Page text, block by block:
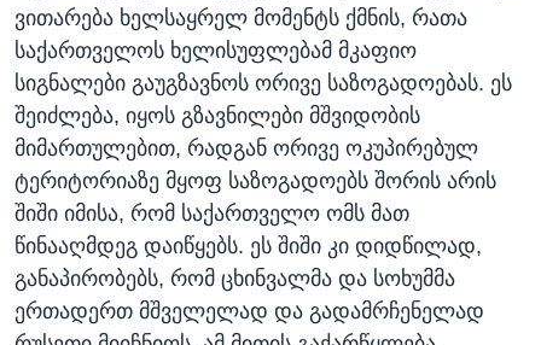
ვითარება ხელსაყრელ მომენტს ქმნის, რათა
საქართველოს ხელისუფლებამ მკაფიო
სიგნალები გაუგზავნოს ორივე საზოგადოებას. ეს
შეიძლება, იყოს გზავნილები მშვიდობის
მიმართულებით, რადგან ორივე ოკუპირებულ
ტერიტორიაზე მყოფ საზოგადოებს შორის არის
შიში იმისა, რომ საქართველო ომს მათ
წინააღმდეგ დაიწყებს. ეს შიში კი დიდწილად,
განაპირობებს, რომ ცხინვალმა და სოხუმმა
ერთადერთ მშველელად და გადამრჩენელად